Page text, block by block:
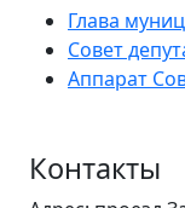
Глава
Совет
Аппарат
Контакты